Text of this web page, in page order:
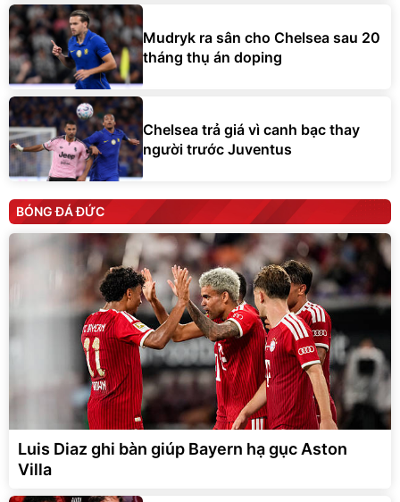
Mudryk ra sân cho Chelsea sau 20
tháng thụ án doping
Chelsea trả giá vì canh bạc thay
người trước Juventus
BÓNG ĐÁ ĐỨC
Luis Diaz ghi bàn giúp Bayern hạ gục Aston
Villa